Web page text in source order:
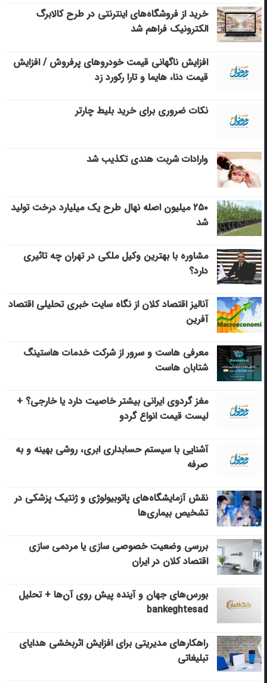
خرید از فروشگاه‌های اینترنتی در طرح کالابرگ
الکترونیک فراهم شد
افزایش ناگهانی قیمت خودروهای پرفروش / افزایش
قیمت دنا، هایما و تارا رکورد زد
نکات ضروری برای خرید بلیط چارتر
وارادات شربت هندی تکذیب شد
۲۵۰ میلیون اصله نهال طرح یک میلیارد درخت تولید
شد
مشاوره با بهترین وکیل ملکی در تهران چه تاثیری
دارد؟
آنالیز اقتصاد کلان از نگاه سایت خبری تحلیلی اقتصاد
آفرین
معرفی هاست و سرور از شرکت خدمات هاستینگ
شتابان هاست
مغز گردوی ایرانی بیشتر خاصیت دارد یا خارجی؟ +
لیست قیمت انواع گردو
آشنایی با سیستم حسابداری ابری، روشی بهینه و به
صرفه
نقش آزمایشگاه‌های پاتوبیولوژی و ژنتیک پزشکی در
تشخیص بیماری‌ها
بررسی وضعیت خصوصی سازی یا مردمی سازی
اقتصاد کلان در ایران
بورس‌های جهان و آینده پیش روی آن‌ها + تحلیل
bankeghtesad
راهکارهای مدیریتی برای افزایش اثربخشی هدایای
تبلیغاتی